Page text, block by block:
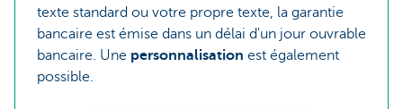
texte standard ou votre propre texte, la garantie
bancaire est émise dans un délai d'un jour ouvrable
bancaire. Une personnalisation est également
possible.